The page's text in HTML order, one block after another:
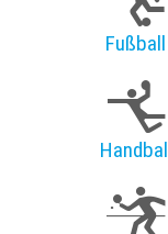
Fußball